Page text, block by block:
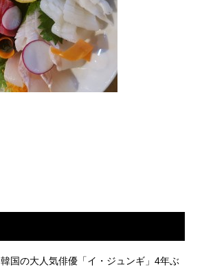
韓国の大人気俳優「イ・ジュンギ」4年ぶ